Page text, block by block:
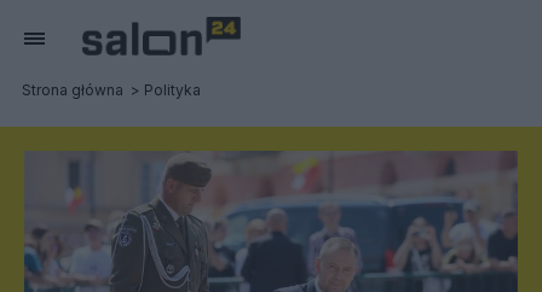
Strona główna Polityka